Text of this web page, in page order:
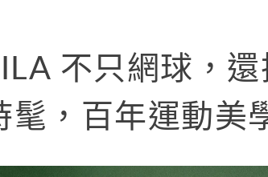
不只網球，
髦，百年運動美